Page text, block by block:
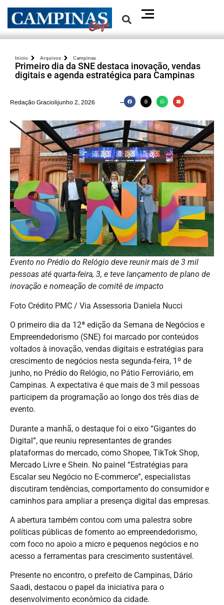
Inicio Arquivos Campinas
Primeiro dia da SNE destaca inovação, vendas
digitais e agenda estratégica para Campinas
Redação Graciolijunho 2, 2026
Evento no Prédio do Relógio deve reunir mais de 3 mil
pessoas até quarta-feira, 3, e teve lançamento de plano de
inovação e nomeação de comitê de impacto
Foto Crédito PMC / Via Assessoria Daniela Nucci
O primeiro dia da 12ª edição da Semana de Negócios e
Empreendedorismo (SNE) foi marcado por conteúdos
voltados à inovação, vendas digitais e estratégias para
crescimento de negócios nesta segunda-feira, 1º de
junho, no Prédio do Relógio, no Pátio Ferroviário, em
Campinas. A expectativa é que mais de 3 mil pessoas
participem da programação ao longo dos três dias de
evento.
Durante a manhã, o destaque foi o eixo “Gigantes do
Digital”, que reuniu representantes de grandes
plataformas do mercado, como Shopee, TikTok Shop,
Mercado Livre e Shein. No painel “Estratégias para
Escalar seu Negócio no E-commerce”, especialistas
discutiram tendências, comportamento do consumidor e
caminhos para ampliar a presença digital das empresas.
A abertura também contou com uma palestra sobre
políticas públicas de fomento ao empreendedorismo,
com foco no apoio a micro e pequenos negócios e no
acesso a ferramentas para crescimento sustentável.
Presente no encontro, o prefeito de Campinas, Dário
Saadi, destacou o papel da iniciativa para o
desenvolvimento econômico da cidade.